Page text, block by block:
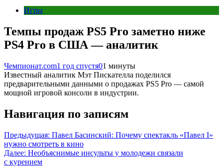
Игры
Темпы продаж PS5 Pro заметно ниже
PS4 Pro в США — аналитик
Чемпионат.com1 год спустя01 минуты
Известный аналитик Мэт Пискателла поделился
предварительными данными о продажах PS5 Pro — самой
мощной игровой консоли в индустрии.
Навигация по записям
Предыдущая: Павел Басинский: Почему спектакль «Павел I»
нужно смотреть в кино
Далее: Необъяснимые инсульты у молодежи связали
с курением